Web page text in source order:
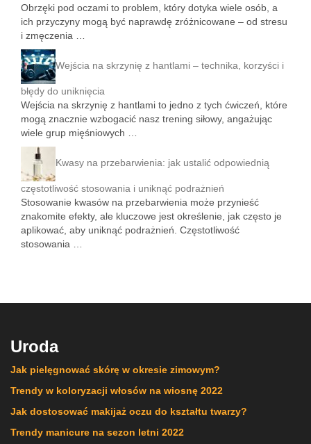
Obrzęki pod oczami to problem, który dotyka wiele osób, a
ich przyczyny mogą być naprawdę zróżnicowane – od stresu
i zmęczenia …
Wejścia na skrzynię z hantlami – technika, korzyści i
błędy do uniknięcia
Wejścia na skrzynię z hantlami to jedno z tych ćwiczeń, które
mogą znacznie wzbogacić nasz trening siłowy, angażując
wiele grup mięśniowych …
Kwasy na przebarwienia: jak ustalić odpowiednią
częstotliwość stosowania i uniknąć podrażnień
Stosowanie kwasów na przebarwienia może przynieść
znakomite efekty, ale kluczowe jest określenie, jak często je
aplikować, aby uniknąć podrażnień. Częstotliwość
stosowania …
Uroda
Jak pielęgnować skórę w okresie zimowym?
Trendy w koloryzacji włosów na wiosnę 2022
Jak dostosować makijaż oczu do kształtu twarzy?
Trendy manicure na sezon letni 2022